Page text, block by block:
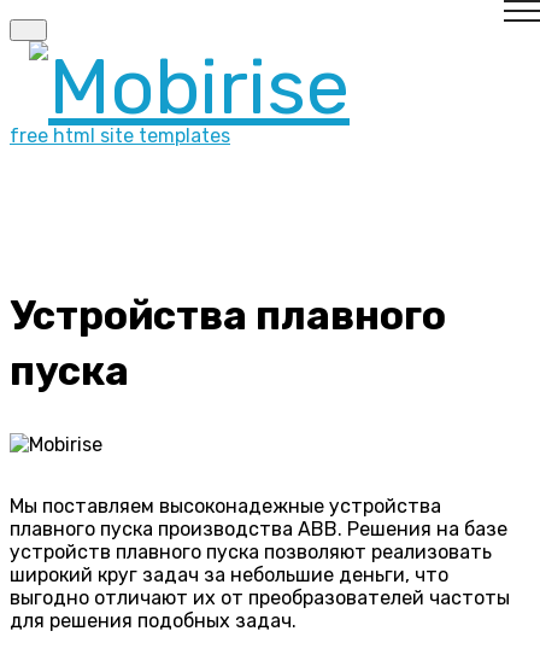
free html site templates
Устройства плавного
пуска
Мы поставляем высоконадежные устройства
плавного пуска производства ABB. Решения на базе
устройств плавного пуска позволяют реализовать
широкий круг задач за небольшие деньги, что
выгодно отличают их от преобразователей частоты
для решения подобных задач.